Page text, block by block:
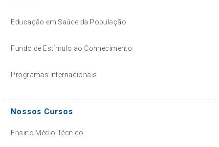
Educação em Saúde da População
Fundo de Estímulo ao Conhecimento
Programas Internacionais
Nossos Cursos
Ensino Médio Técnico